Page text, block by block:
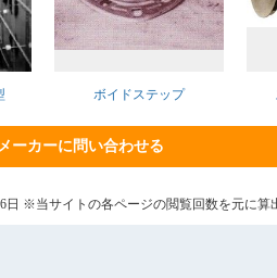
ボイドステップ
ーカーに問い合わせる
日 ※当サイトの各ページの閲覧回数を元に算